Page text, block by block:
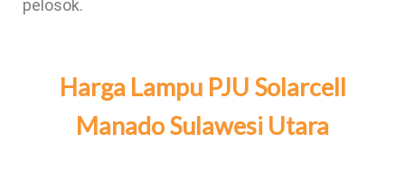
pelosok.
Harga Lampu PJU Solarcell
Manado Sulawesi Utara